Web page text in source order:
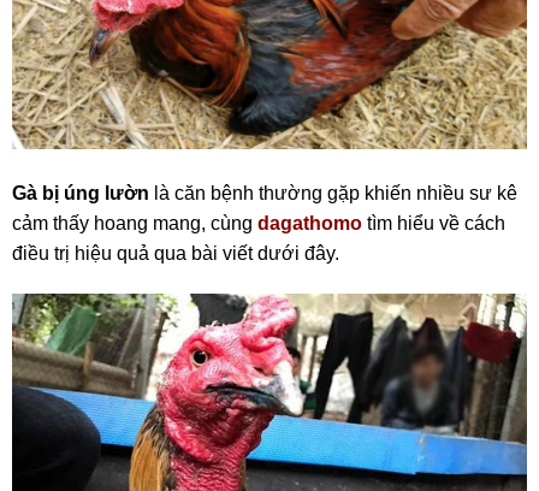
Gà bị úng lườn là căn bệnh thường gặp khiến nhiều sư kê
cảm thấy hoang mang, cùng dagathomo tìm hiểu về cách
điều trị hiệu quả qua bài viết dưới đây.